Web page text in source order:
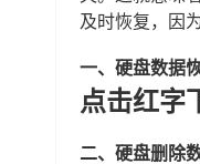
及时恢复，因
一、硬盘数据
点击红字
二、硬盘删除